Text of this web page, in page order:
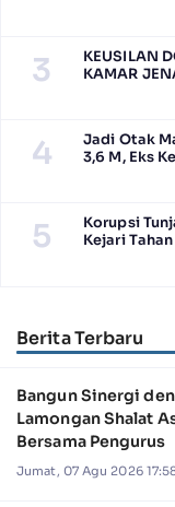
3
KEUSILAN
KAMAR
4
Jadi Otak
3,6 M, Eks
5
Korupsi
Kejari
Berita Terbaru
Bangun Sinergi
Lamongan Shalat
Bersama Pengurus
Jumat, 07 Agu 2026